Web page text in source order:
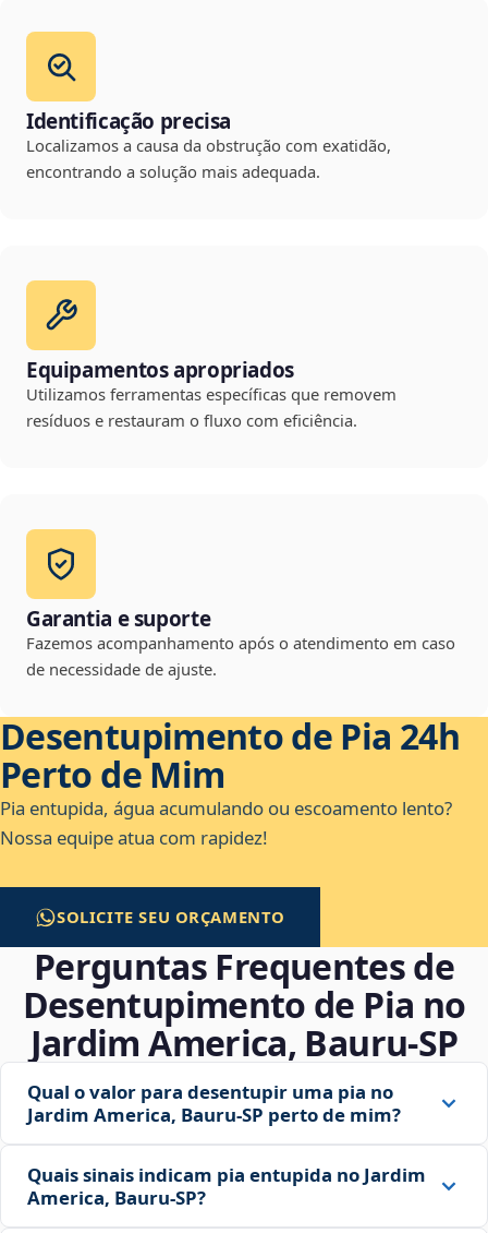
Identificação precisa
Localizamos a causa da obstrução com exatidão,
encontrando a solução mais adequada.
Equipamentos apropriados
Utilizamos ferramentas específicas que removem
resíduos e restauram o fluxo com eficiência.
Garantia e suporte
Fazemos acompanhamento após o atendimento em caso
de necessidade de ajuste.
Desentupimento de Pia 24h
Perto de Mim
Pia entupida, água acumulando ou escoamento lento?
Nossa equipe atua com rapidez!
SOLICITE SEU ORÇAMENTO
Perguntas Frequentes de
Desentupimento de Pia no
Jardim America, Bauru‑SP
Qual o valor para desentupir uma pia no
Jardim America, Bauru‑SP perto de mim?
Quais sinais indicam pia entupida no Jardim
America, Bauru‑SP?